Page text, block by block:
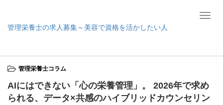
T
n
管理栄養士の求人募集～美容で資格を活かしたい人
管理栄養士コラム
AIにはできない「心の栄養管理」。 2026年で求め
られる、データ×共感のハイブリッドカウンセリン